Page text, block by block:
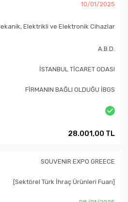
10/01/2025
Elektrikli ve Elektronik Cihazlar
A.B.D.
İSTANBUL TİCARET ODASI
FİRMANIN BAĞLI OLDUĞU İBGS
28.001,00 TL
SOUVENIR EXPO GREECE
[Sektörel Türk İhraç Ürünleri Fuarı]